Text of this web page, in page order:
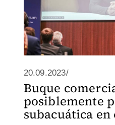
20.09.2023/
Buque
posiblemente
subacuática